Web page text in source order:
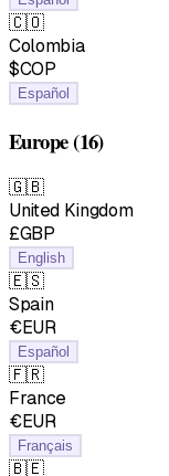
🇨🇴
Colombia
$COP
Español
Europe(16)
🇬🇧
United Kingdom
£GBP
English
🇪🇸
Spain
€EUR
Español
🇫🇷
France
€EUR
Français
🇧🇪